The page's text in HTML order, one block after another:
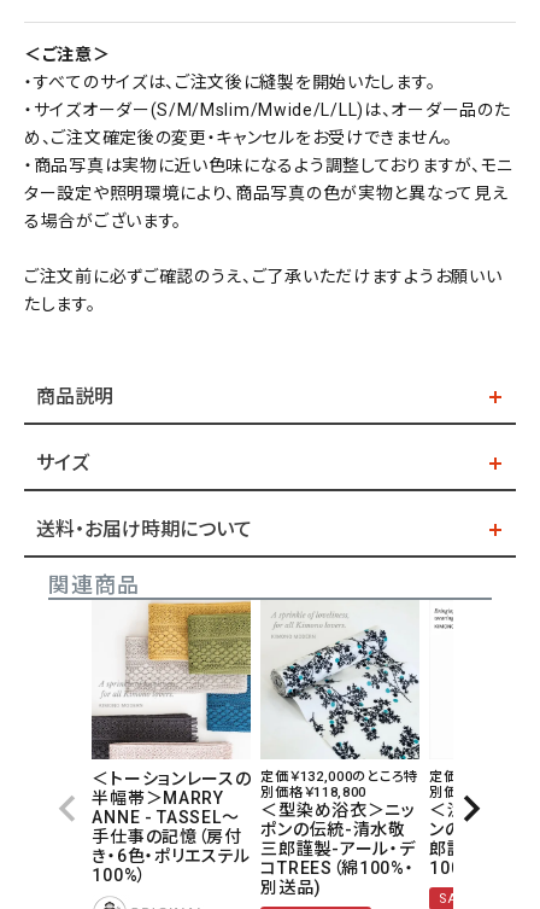
＜ご注意＞
・すべてのサイズは、ご注文後に縫製を開始いたします。
・サイズオーダー(S/M/Mslim/Mwide/L/LL)は、オーダー品のた
め、ご注文確定後の変更・キャンセルをお受けできません。
・商品写真は実物に近い色味になるよう調整しておりますが、モニ
ター設定や照明環境により、商品写真の色が実物と異なって見え
る場合がございます。
ご注文前に必ずご確認のうえ、ご了承いただけますようお願いい
たします。
商品説明
サイズ
送料・お届け時期について
関連商品
＜トーションレースの
半幅帯＞MARRY
ANNE - TASSEL〜
手仕事の記憶（房付
き・6色・ポリエステル
100%）
定価￥132,000のところ特
別価格￥118,800
＜型染め浴衣＞ニッ
ポンの伝統-清水敬
三郎謹製-アール・デ
コTREES（綿100%・
別送品)
定価￥66,000の
別価格￥59,400
＜注染浴衣＞
ンの伝統-清
郎謹製-枝垂
100%・別送
SALE対象商品